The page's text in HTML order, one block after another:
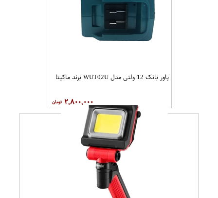
پاور بانک 12 ولتی مدل WUT02U برند ماکیتا
۲,۸۰۰,۰۰۰